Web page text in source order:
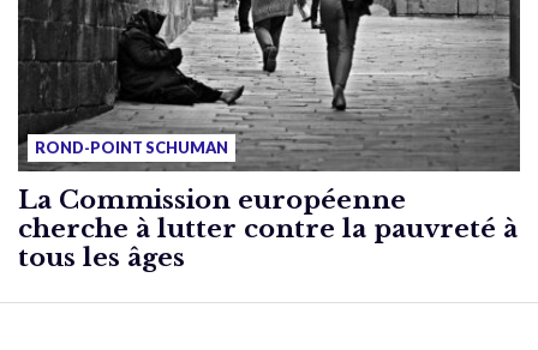
ROND-POINT SCHUMAN
La Commission européenne
cherche à lutter contre la pauvreté à
tous les âges